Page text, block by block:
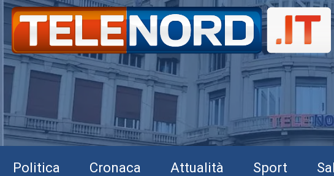
Politica Cronaca Attualità Sport